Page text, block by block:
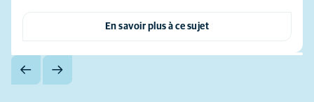
En savoir plus à ce sujet